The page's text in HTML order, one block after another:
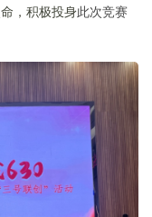
，积极投身此次竞赛